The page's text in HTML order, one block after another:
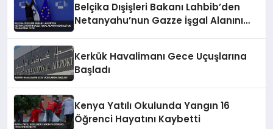
Belçika Dışişleri Bakanı Lahbib’den
Netanyahu’nun Gazze İşgal Alanını
Kerkük Havalimanı Gece Uçuşlarına
Başladı
Kenya Yatılı Okulunda Yangın 16
Öğrenci Hayatını Kaybetti